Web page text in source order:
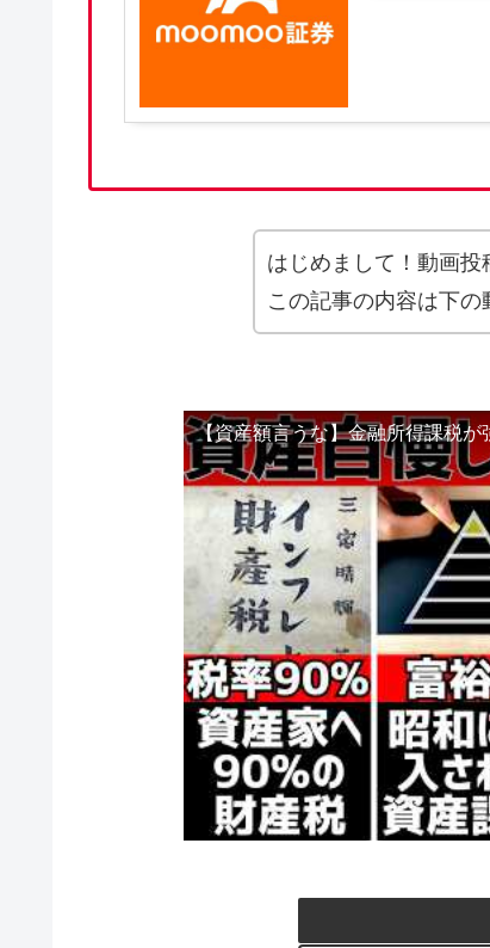
はじめまして！動画投
この記事の内容は下の
【資産額言うな】金融所得課税